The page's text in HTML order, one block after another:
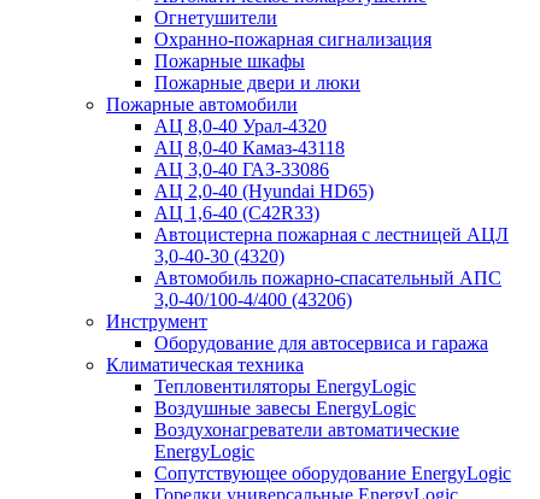
Огнетушители
Охранно-пожарная сигнализация
Пожарные шкафы
Пожарные двери и люки
Пожарные автомобили
АЦ 8,0-40 Урал-4320
АЦ 8,0-40 Камаз-43118
АЦ 3,0-40 ГАЗ-33086
АЦ 2,0-40 (Hyundai HD65)
АЦ 1,6-40 (C42R33)
Автоцистерна пожарная с лестницей АЦЛ
3,0-40-30 (4320)
Автомобиль пожарно-спасательный АПС
3,0-40/100-4/400 (43206)
Инструмент
Оборудование для автосервиса и гаража
Климатическая техника
Тепловентиляторы EnergyLogic
Воздушные завесы EnergyLogic
Воздухонагреватели автоматические
EnergyLogic
Сопутствующее оборудование EnergyLogic
Горелки универсальные EnergyLogic